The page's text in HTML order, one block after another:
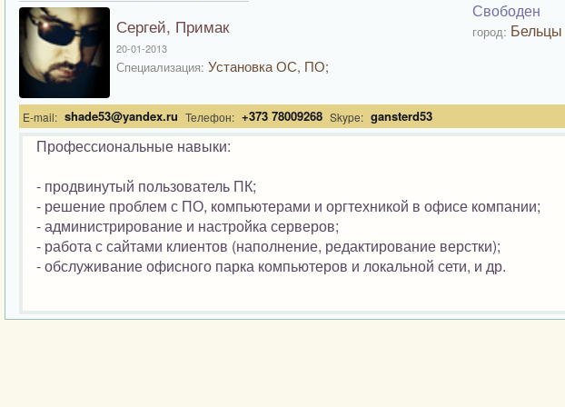
Сергей, Примак
20-01-2013
Специализация: Установка ОС, ПО;
Свободен
город: Бельцы
E-mail: shade53@yandex.ru Телефон: +373 78009268 Skype: gansterd53
Профессиональные навыки:
- продвинутый пользователь ПК;
- решение проблем с ПО, компьютерами и оргтехникой в офисе компании;
- администрирование и настройка серверов;
- работа с сайтами клиентов (наполнение, редактирование верстки);
- обслуживание офисного парка компьютеров и локальной сети, и др.